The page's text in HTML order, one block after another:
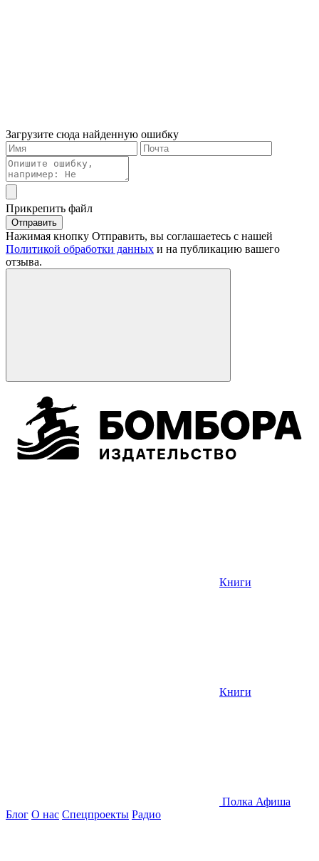
Загрузите сюда найденную ошибку
Прикрепить файл
Отправить
Нажимая кнопку Отправить, вы соглашаетесь с нашей
Политикой обработки данных и на публикацию вашего
отзыва.
Книги
Книги
Полка Афиша
Блог О нас Спецпроекты Радио